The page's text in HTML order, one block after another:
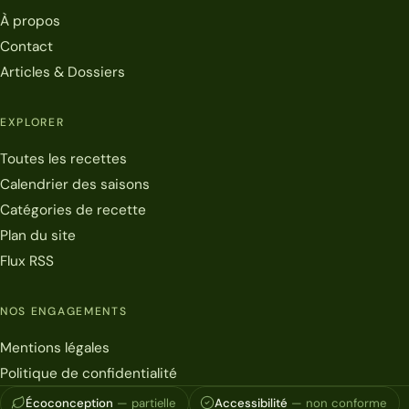
À propos
Contact
Articles & Dossiers
EXPLORER
Toutes les recettes
Calendrier des saisons
Catégories de recette
Plan du site
Flux RSS
NOS ENGAGEMENTS
Mentions légales
Politique de confidentialité
Écoconception — partielle Accessibilité — non conforme